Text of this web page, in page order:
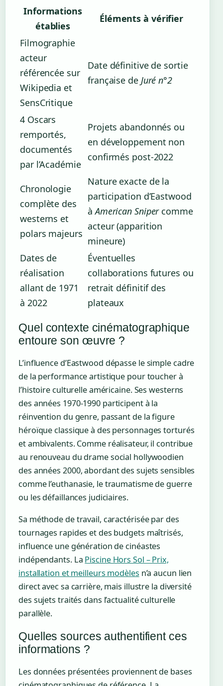
Informations
établies
Éléments à vérifier
Filmographie
acteur
référencée sur
Wikipedia et
SensCritique
Date définitive de sortie
française de Juré n°2
4 Oscars
remportés,
documentés
par l’Académie
Projets abandonnés ou
en développement non
confirmés post-2022
Chronologie
complète des
westerns et
polars majeurs
Nature exacte de la
participation d’Eastwood
àAmerican Snipercomme
acteur (apparition
mineure)
Dates de
réalisation
allant de 1971
à 2022
Éventuelles
collaborations futures ou
retrait définitif des
plateaux
Quel contexte cinématographique
entoure son œuvre ?
L’influence d’Eastwood dépasse le simple cadre
de la performance artistique pour toucher à
l’histoire culturelle américaine. Ses westerns
des années 1970-1990 participent à la
réinvention du genre, passant de la figure
héroïque classique à des personnages torturés
et ambivalents. Comme réalisateur, il contribue
au renouveau du drame social hollywoodien
des années 2000, abordant des sujets sensibles
comme l’euthanasie, le traumatisme de guerre
ou les défaillances judiciaires.
Sa méthode de travail, caractérisée par des
tournages rapides et des budgets maîtrisés,
influence une génération de cinéastes
indépendants. La Piscine Hors Sol – Prix,
installation et meilleurs modèles n’a aucun lien
direct avec sa carrière, mais illustre la diversité
des sujets traités dans l’actualité culturelle
parallèle.
Quelles sources authentifient ces
informations ?
Les données présentées proviennent de bases